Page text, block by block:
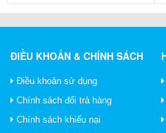
ĐIỀU KHOẢN & CHÍNH SÁCH
Điều khoản sử dụng
Chính sách đổi trả hàng
Chính sách khiếu nại